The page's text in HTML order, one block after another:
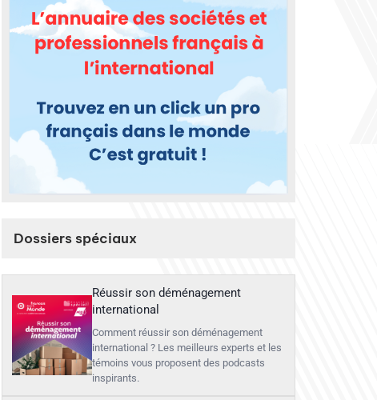
Dossiers spéciaux
Réussir son déménagement
international
Comment réussir son déménagement
international ? Les meilleurs experts et les
témoins vous proposent des podcasts
inspirants.